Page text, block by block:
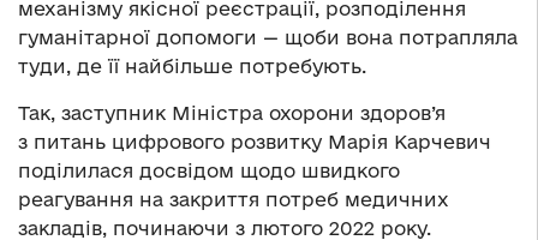
механізму якісної реєстрації, розподілення
гуманітарної допомоги — щоби вона потрапляла
туди, де її найбільше потребують.
Так, заступник Міністра охорони здоров’я
з питань цифрового розвитку Марія Карчевич
поділилася досвідом щодо швидкого
реагування на закриття потреб медичних
закладів, починаючи з лютого 2022 року.